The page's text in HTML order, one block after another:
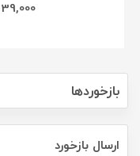
39,000
بازخوردها
ارسال بازخورد